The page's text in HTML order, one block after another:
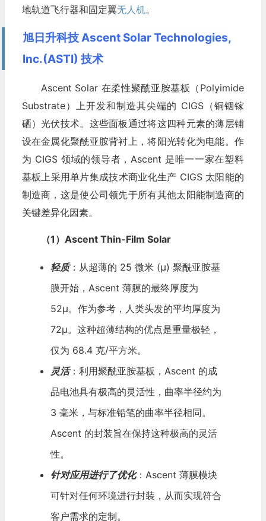
地轨道飞行器和固定翼无人机。
旭日升科技 Ascent Solar Technologies,
Inc.(ASTI) 技术
Ascent Solar 在柔性聚酰亚胺基板（Polyimide
Substrate）上开发和制造其尖端的 CIGS（铜铟镓
硒）光伏技术。这些面板通过将这四种元素的薄层铺
设在金属化聚酰亚胺背衬上，将阳光转化为电能。作
为 CIGS 领域的领导者，Ascent 是唯一一家在塑料
基板上采用单片集成技术商业化生产 CIGS 太阳能的
制造商，这是使公司领先于所有其他太阳能制造商的
关键差异化因素。
（1）Ascent Thin-Film Solar
轻质：从超薄的 25 微米 (µ) 聚酰亚胺基
膜开始，Ascent 薄膜的最终厚度为
52µ。作为参考，人类头发的平均厚度为
72µ。这种超薄结构的优点是重量极轻，
仅为 68.4 克/平方米。
灵活：利用聚酰亚胺基板，Ascent 的成
品电池具有极高的灵活性，曲率半径约为
3 毫米，与标准铅笔的曲率半径相同。
Ascent 的封装旨在保持这种极高的灵活
性。
针对应用进行了优化：Ascent 薄膜模块
可针对任何环境进行封装，从而实现符合
客户需求的定制。